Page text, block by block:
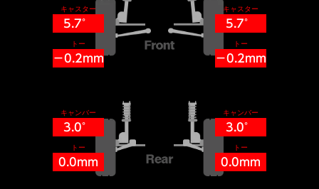
キャスター
5.7°
トー
−0.2mm
キャンバー
3.0°
トー
0.0mm
キャスター
5.7°
トー
−0.2mm
キャンバー
3.0°
トー
0.0mm